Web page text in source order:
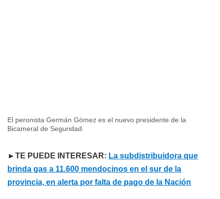
El peronista Germán Gómez es el nuevo presidente de la
Bicameral de Seguridad.
►TE PUEDE INTERESAR: La subdistribuidora que
brinda gas a 11.600 mendocinos en el sur de la
provincia, en alerta por falta de pago de la Nación